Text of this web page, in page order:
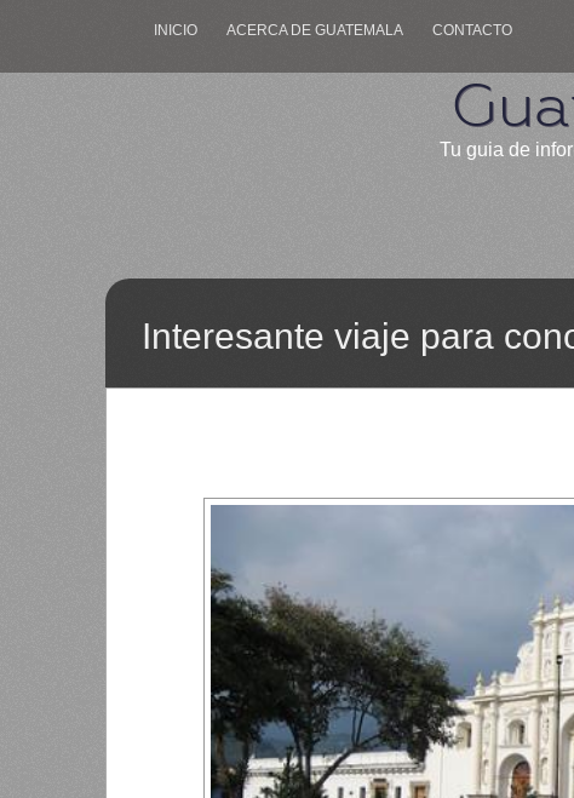
INICIO ACERCA DE GUATEMALA CONTACTO
Tu guia de
Interesante viaje para